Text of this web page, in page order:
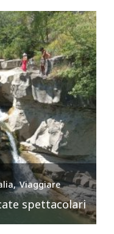
Viaggiare
spettacolari